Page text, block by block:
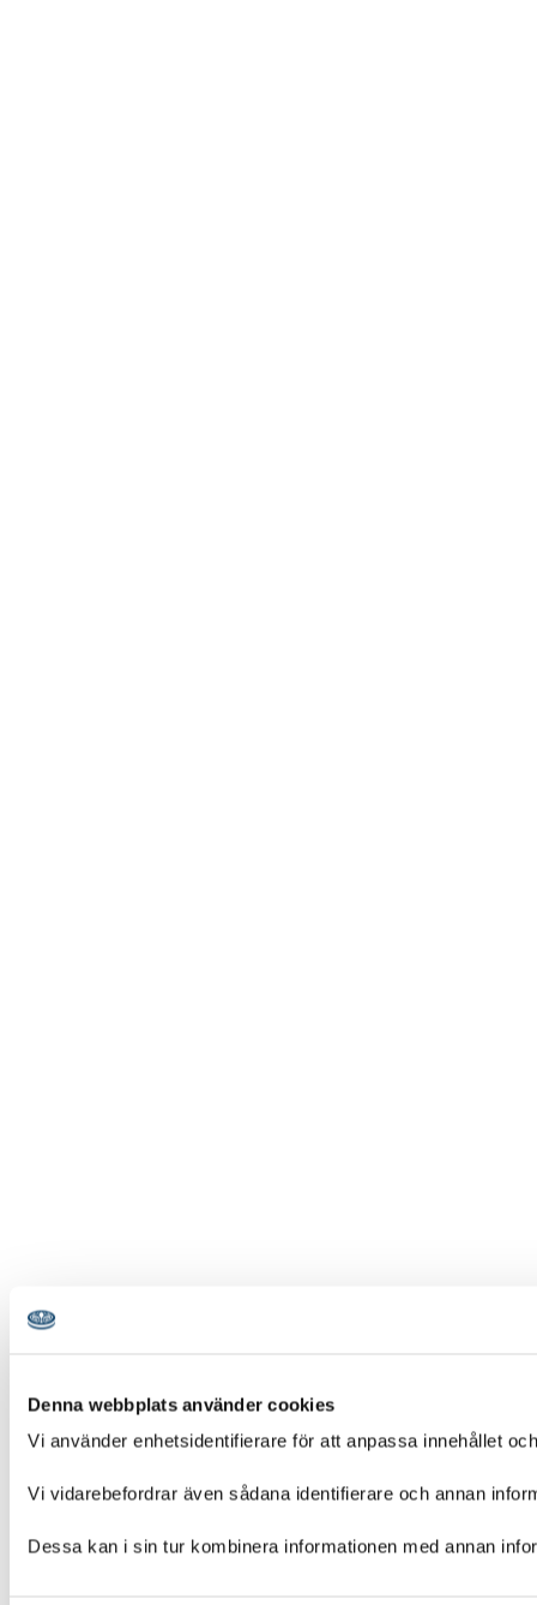
Denna webbplats använder cookies
Vi använder enhetsidentifierare för att anpassa innehållet
Vi vidarebefordrar även sådana identifierare och annan
Dessa kan i sin tur kombinera informationen med annan